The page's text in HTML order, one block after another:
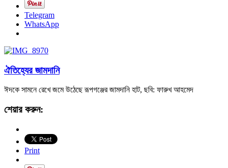
Telegram
WhatsApp
ঐতিহ্যের জামদানি
ঈদকে সামনে রেখে জমে উঠেছে রূপগঞ্জের জামদানি হাট, ছবি: ফারুখ আহমেদ
শেয়ার করুন:
Print